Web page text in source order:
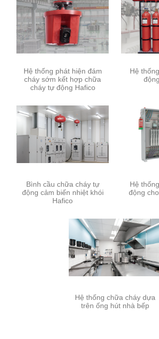
Hệ thống phát hiện đám
cháy sớm kết hợp chữa
cháy tự động Hafico
Hệ
Bình cầu chữa cháy tự
động cảm biến nhiệt khói
Hafico
Hệ
động
Hệ thống chữa cháy dựa
trên ống hút nhà bếp